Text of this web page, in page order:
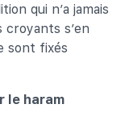
qui n’a jamais
s’en
sont fixés
le haram